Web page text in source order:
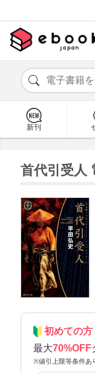
新刊
首代引受人
初めての方
最大70%OFF
※値引上限等条件あ